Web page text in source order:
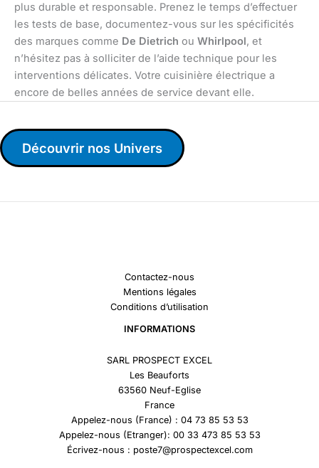
plus durable et responsable. Prenez le temps d’effectuer
les tests de base, documentez-vous sur les spécificités
des marques comme De Dietrich ou Whirlpool, et
n’hésitez pas à solliciter de l’aide technique pour les
interventions délicates. Votre cuisinière électrique a
encore de belles années de service devant elle.
Découvrir nos Univers
Contactez-nous
Mentions légales
Conditions d’utilisation
INFORMATIONS
SARL PROSPECT EXCEL
Les Beauforts
63560 Neuf-Eglise
France
Appelez-nous (France) : 04 73 85 53 53
Appelez-nous (Etranger): 00 33 473 85 53 53
Écrivez-nous : poste7@prospectexcel.com